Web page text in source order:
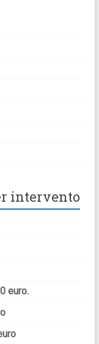
intervento
euro.